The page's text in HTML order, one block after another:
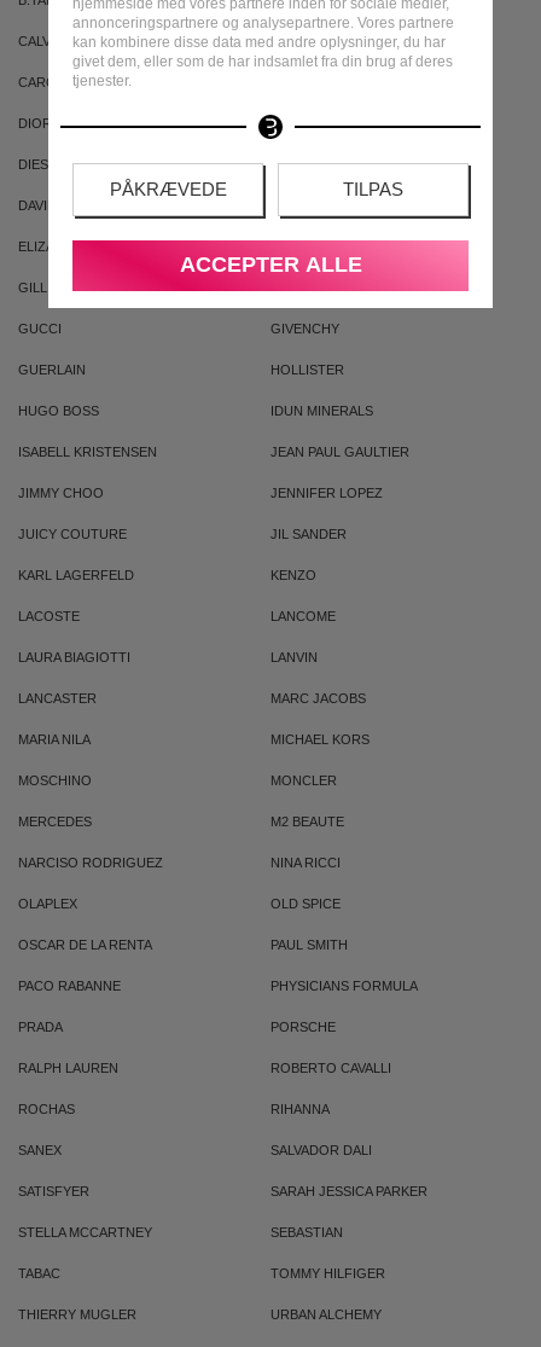
hjemmeside med vores partnere inden for sociale medier,
annonceringspartnere og analysepartnere. Vores partnere
kan kombinere disse data med andre oplysninger, du har
givet dem, eller som de har indsamlet fra din brug af deres
tjenester.
PÅKRÆVEDE TILPAS
ACCEPTER ALLE
CALVIN KLEIN CACHAREL
CAROLINA HERRERA
DIOR DKNY
DIESEL DOLCE & GABBANA
DAVID BECKHAM
ELIZABETH TAYLOR
GILLIAN JONES
GUCCI GIVENCHY
GUERLAIN HOLLISTER
HUGO BOSS IDUN MINERALS
ISABELL KRISTENSEN JEAN PAUL GAULTIER
JIMMY CHOO JENNIFER LOPEZ
JUICY COUTURE JIL SANDER
KARL LAGERFELD KENZO
LACOSTE LANCOME
LAURA BIAGIOTTI LANVIN
LANCASTER MARC JACOBS
MARIA NILA MICHAEL KORS
MOSCHINO MONCLER
MERCEDES M2 BEAUTE
NARCISO RODRIGUEZ NINA RICCI
OLAPLEX OLD SPICE
OSCAR DE LA RENTA PAUL SMITH
PACO RABANNE PHYSICIANS FORMULA
PRADA PORSCHE
RALPH LAUREN ROBERTO CAVALLI
ROCHAS RIHANNA
SANEX SALVADOR DALI
SATISFYER SARAH JESSICA PARKER
STELLA MCCARTNEY SEBASTIAN
TABAC TOMMY HILFIGER
THIERRY MUGLER URBAN ALCHEMY